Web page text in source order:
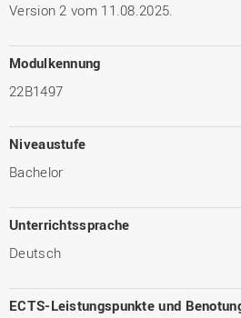
Version 2 vom 11.08.2025.
Modulkennung
22B1497
Niveaustufe
Bachelor
Unterrichtssprache
Deutsch
ECTS-Leistungspunkte und